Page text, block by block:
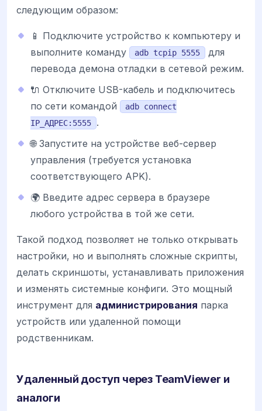
следующим образом:
📱 Подключите устройство к компьютеру и
выполните команду
adb tcpip 5555
для
перевода демона отладки в сетевой режим.
🔌 Отключите USB-кабель и подключитесь
по сети командой
adb connect
IP_АДРЕС:5555
.
🌐 Запустите на устройстве веб-сервер
управления (требуется установка
соответствующего APK).
🌍 Введите адрес сервера в браузере
любого устройства в той же сети.
Такой подход позволяет не только открывать
настройки, но и выполнять сложные скрипты,
делать скриншоты, устанавливать приложения
и изменять системные конфиги. Это мощный
инструмент для администрирования парка
устройств или удаленной помощи
родственникам.
Удаленный доступ через TeamViewer и
аналоги